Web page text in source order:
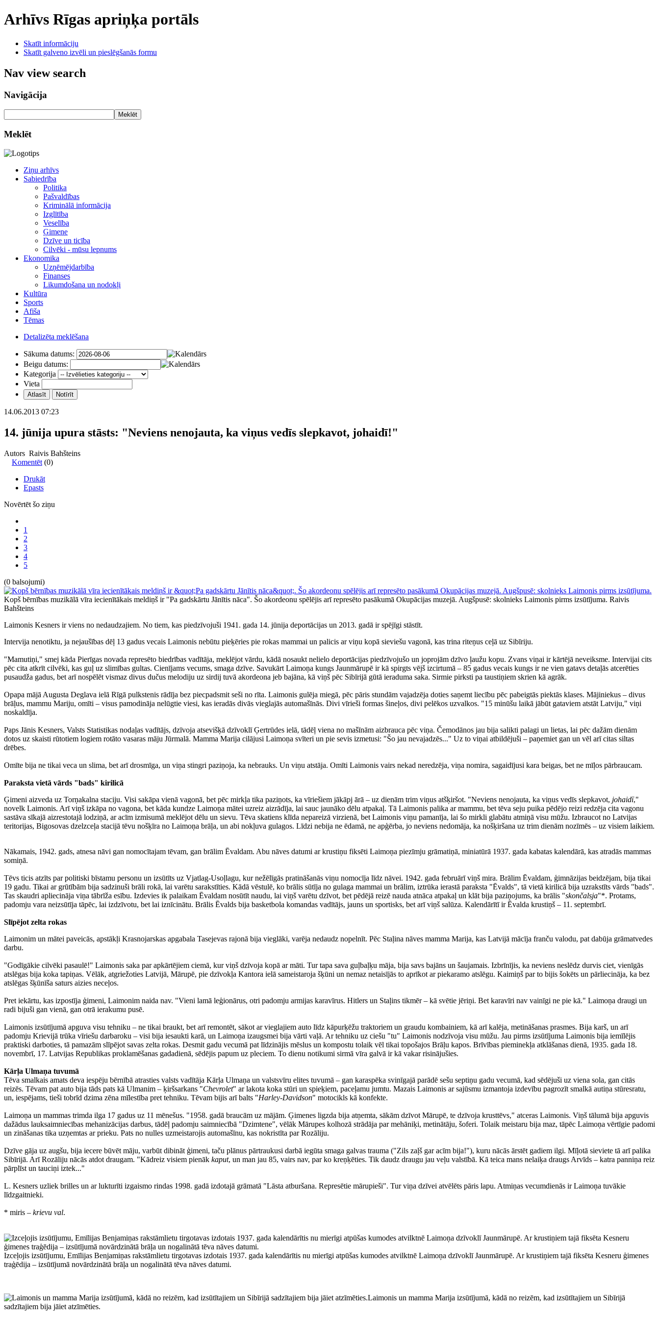
Arhīvs Rīgas apriņķa portāls
Skatīt informāciju
Skatīt galveno izvēli un pieslēgšanās formu
Nav view search
Navigācija
Meklēt
Meklēt
Ziņu arhīvs
Sabiedrība
Politika
Pašvaldības
Kriminālā informācija
Izglītība
Veselība
Ģimene
Dzīve un ticība
Cilvēki - mūsu lepnums
Ekonomika
Uzņēmējdarbība
Finanses
Likumdošana un nodokļi
Kultūra
Sports
Afiša
Tēmas
Detalizēta meklēšana
Sākuma datums:
Beigu datums:
Kategorija
Vieta
14.06.2013 07:23
14. jūnija upura stāsts: "Neviens nenojauta, ka viņus vedīs slepkavot, johaidī!"
Autors Raivis Bahšteins
Komentēt (0)
Drukāt
Epasts
Novērtēt šo ziņu
1
2
3
4
5
(0 balsojumi)
Kopš bērnības muzikālā vīra iecienītākais meldiņš ir "Pa gadskārtu Jānītis nāca". Šo akordeonu spēlējis arī represēto pasākumā Okupācijas muzejā. Augšpusē: skolnieks Laimonis pirms izsūtījuma. Raivis
Bahšteins
Laimonis Kesners ir viens no nedaudzajiem. No tiem, kas piedzīvojuši 1941. gada 14. jūnija deportācijas un 2013. gadā ir spējīgi stāstīt.
Intervija nenotiktu, ja nejaušības dēļ 13 gadus vecais Laimonis nebūtu pieķēries pie rokas mammai un palicis ar viņu kopā sieviešu vagonā, kas trina riteņus ceļā uz Sibīriju.
"Mamutiņi," smej kāda Pierīgas novada represēto biedrības vadītāja, meklējot vārdu, kādā nosaukt nelielo deportācijas piedzīvojušo un joprojām dzīvo ļaužu kopu. Zvans viņai ir kārtējā neveiksme. Intervijai cits
pēc cita atkrīt cilvēki, kas guļ uz slimības gultas. Cienījams vecums, smaga dzīve. Savukārt Laimoņa kungs Jaunmārupē ir kā spirgts vējš izcirtumā – 85 gadus vecais kungs ir ne vien gatavs detaļās atcerēties
pusaudža gadus, bet arī nospēlēt vismaz divus dučus melodiju uz sirdij tuvā akordeona jeb bajāna, kā viņš pēc Sibīrijā gūtā ieraduma saka. Sirmie pirksti pa taustiņiem skrien kā agrāk.
Opapa mājā Augusta Deglava ielā Rīgā pulkstenis rādīja bez piecpadsmit seši no rīta. Laimonis gulēja miegā, pēc pāris stundām vajadzēja doties saņemt liecību pēc pabeigtās piektās klases. Mājiniekus – divus
brāļus, mammu Mariju, omīti – visus pamodināja nelūgtie viesi, kas ieradās divās vieglajās automašīnās. Divi vīrieši formas šineļos, divi pelēkos uzvalkos. "15 minūšu laikā jābūt gataviem atstāt Latviju," viņi
noskaldīja.
Paps Jānis Kesners, Valsts Statistikas nodaļas vadītājs, dzīvoja atsevišķā dzīvoklī Ģertrūdes ielā, tādēļ viena no mašīnām aizbrauca pēc viņa. Čemodānos jau bija salikti palagi un lietas, lai pēc dažām dienām
dotos uz skaisti rūtotiem logiem rotāto vasaras māju Jūrmalā. Mamma Marija cilājusi Laimoņa svīteri un pie sevis izmetusi: "Šo jau nevajadzēs..." Uz to viņai atbildējuši – paņemiet gan un vēl arī citas siltas
drēbes.
Omīte bija ne tikai veca un slima, bet arī drosmīga, un viņa stingri paziņoja, ka nebrauks. Un viņu atstāja. Omīti Laimonis vairs nekad neredzēja, viņa nomira, sagaidījusi kara beigas, bet ne mīļos pārbraucam.
Paraksta vietā vārds "bads" kirilicā
Ģimeni aizveda uz Torņakalna staciju. Visi sakāpa vienā vagonā, bet pēc mirkļa tika paziņots, ka vīriešiem jākāpj ārā – uz dienām trim viņus atšķiršot. "Neviens nenojauta, ka viņus vedīs slepkavot, johaidī,"
novelk Laimonis. Arī viņš izkāpa no vagona, bet kāda kundze Laimoņa mātei uzreiz aizrādīja, lai sauc jaunāko dēlu atpakaļ. Tā Laimonis palika ar mammu, bet tēva seju puika pēdējo reizi redzēja cita vagonu
sastāva sīkajā aizrestotajā lodziņā, ar acīm izmisumā meklējot dēlu un sievu. Tēva skatiens klīda nepareizā virzienā, bet Laimonis viņu pamanīja, lai šo mirkli glabātu atmiņā visu mūžu. Izbraucot no Latvijas
teritorijas, Bigosovas dzelzceļa stacijā tēvu nošķīra no Laimoņa brāļa, un abi nokļuva gulagos. Līdzi nebija ne ēdamā, ne apģērba, jo neviens nedomāja, ka nošķiršana uz trim dienām nozīmēs – uz visiem laikiem.
Nākamais, 1942. gads, atnesa nāvi gan nomocītajam tēvam, gan brālim Ēvaldam. Abu nāves datumi ar krustiņu fiksēti Laimoņa piezīmju grāmatiņā, miniatūrā 1937. gada kabatas kalendārā, kas atradās mammas
somiņā.
Tēvs ticis atzīts par politiski bīstamu personu un izsūtīts uz Vjatlag-Usoļlagu, kur nežēlīgās pratināšanās viņu nomocīja līdz nāvei. 1942. gada februārī viņš mira. Brālim Ēvaldam, ģimnāzijas beidzējam, bija tikai
19 gadu. Tikai ar grūtībām bija sadzinuši brāli rokā, lai varētu sarakstīties. Kādā vēstulē, ko brālis sūtīja no gulaga mammai un brālim, iztrūka ierastā paraksta "Ēvalds", tā vietā kirilicā bija uzrakstīts vārds "bads".
Tas skaudri apliecināja viņa tābrīža esību. Izdevies ik palaikam Ēvaldam nosūtīt naudu, lai viņš varētu dzīvot, bet pēdējā reizē nauda atnāca atpakaļ un klāt bija paziņojums, ka brālis "skončalsja"*. Protams,
padomju vara neizsūtīja tāpēc, lai izdzīvotu, bet lai iznīcinātu. Brālis Ēvalds bija basketbola komandas vadītājs, jauns un sportisks, bet arī viņš salūza. Kalendārītī ir Ēvalda krustiņš – 11. septembrī.
Slīpējot zelta rokas
Laimonim un mātei paveicās, apstākļi Krasnojarskas apgabala Tasejevas rajonā bija vieglāki, varēja nedaudz nopelnīt. Pēc Staļina nāves mamma Marija, kas Latvijā mācīja franču valodu, pat dabūja grāmatvedes
darbu.
"Godīgākie cilvēki pasaulē!" Laimonis saka par apkārtējiem ciemā, kur viņš dzīvoja kopā ar māti. Tur tapa sava guļbaļķu māja, bija savs bajāns un šaujamais. Izbrīnījis, ka neviens neslēdz durvis ciet, vienīgās
atslēgas bija koka tapiņas. Vēlāk, atgriežoties Latvijā, Mārupē, pie dzīvokļa Kantora ielā sameistaroja šķūni un nemaz netaisījās to aprīkot ar piekaramo atslēgu. Kaimiņš par to bijis šokēts un pārliecināja, ka bez
atslēgas šķūnīša saturs aizies neceļos.
Pret iekārtu, kas izpostīja ģimeni, Laimonim naida nav. "Vieni lamā leģionārus, otri padomju armijas karavīrus. Hitlers un Staļins tikmēr – kā svētie jēriņi. Bet karavīri nav vainīgi ne pie kā." Laimoņa draugi un
radi bijuši gan vienā, gan otrā ierakumu pusē.
Laimonis izsūtījumā apguva visu tehniku – ne tikai braukt, bet arī remontēt, sākot ar vieglajiem auto līdz kāpurķēžu traktoriem un graudu kombainiem, kā arī kalēja, metināšanas prasmes. Bija karš, un arī
padomju Krievijā trūka vīriešu darbaroku – visi bija iesaukti karā, un Laimoņa izaugsmei bija vārti vaļā. Ar tehniku uz ciešu "tu" Laimonis nodzīvoja visu mūžu. Jau pirms izsūtījuma Laimonis bija iemīlējis
praktiski darboties, tā pamazām slīpējot savas zelta rokas. Desmit gadu vecumā pat līdzinājis mēslus un kompostu tolaik vēl tikai topošajos Brāļu kapos. Brīvības pieminekļa atklāšanas dienā, 1935. gada 18.
novembrī, 17. Latvijas Republikas proklamēšanas gadadienā, sēdējis papum uz pleciem. To dienu notikumi sirmā vīra galvā ir kā vakar risinājušies.
Kārļa Ulmaņa tuvumā
Tēva smalkais amats deva iespēju bērnībā atrasties valsts vadītāja Kārļa Ulmaņa un valstsvīru elites tuvumā – gan karaspēka svinīgajā parādē sešu septiņu gadu vecumā, kad sēdējuši uz viena sola, gan citās
reizēs. Tēvam pat auto bija tāds pats kā Ulmanim – ķiršsarkans "Chevrolet" ar lakota koka stūri un spieķiem, paceļamu jumtu. Mazais Laimonis ar sajūsmu izmantoja izdevību pagrozīt smalkā autiņa stūresratu,
un, iespējams, tieši tobrīd dzima zēna mīlestība pret tehniku. Tēvam bijis arī balts "Harley-Davidson" motocikls kā konfekte.
Laimoņa un mammas trimda ilga 17 gadus uz 11 mēnešus. "1958. gadā braucām uz mājām. Ģimenes ligzda bija atņemta, sākām dzīvot Mārupē, te dzīvoja krusttēvs," atceras Laimonis. Viņš tālumā bija apguvis
dažādus lauksaimniecības mehanizācijas darbus, tādēļ padomju saimniecībā "Dzimtene", vēlāk Mārupes kolhozā strādāja par mehāniķi, metinātāju, šoferi. Tolaik meistaru bija maz, tāpēc Laimoņa vērtīgie padomi
un zināšanas tika uzņemtas ar prieku. Pats no nulles uzmeistarojis automašīnu, kas nokristīta par Rozāliju.
Dzīve gāja uz augšu, bija iecere būvēt māju, varbūt dibināt ģimeni, taču plānus pārtraukusi darbā iegūta smaga galvas trauma ("Zils zaļš gar acīm bija!"), kuru nācās ārstēt gadiem ilgi. Mīļotā sieviete tā arī palika
Sibīrijā. Arī Rozāliju nācās atdot draugam. "Kādreiz visiem pienāk kaput, un man jau 85, vairs nav, par ko kreņķēties. Tik daudz draugu jau veļu valstībā. Kā teica mans nelaiķa draugs Arvīds – katra panniņa reiz
pārplīst un tauciņi iztek..."
L. Kesners uzliek brilles un ar lukturīti izgaismo rindas 1998. gadā izdotajā grāmatā "Lāsta atburšana. Represētie mārupieši". Tur viņa dzīvei atvēlēts pāris lapu. Atmiņas vecumdienās ir Laimoņa tuvākie
līdzgaitnieki.
* miris – krievu val.
Izceļojis izsūtījumu, Emīlijas Benjamiņas rakstāmlietu tirgotavas izdotais 1937. gada kalendārītis nu mierīgi atpūšas kumodes atvilktnē Laimoņa dzīvoklī Jaunmārupē. Ar krustiņiem tajā fiksēta Kesneru ģimenes
traģēdija – izsūtījumā novārdzinātā brāļa un nogalinātā tēva nāves datumi.
Laimonis un mamma Marija izsūtījumā, kādā no reizēm, kad izsūtītajiem un Sibīrijā
sadzītajiem bija jāiet atzīmēties.